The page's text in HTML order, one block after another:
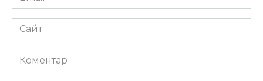
*
Сайт
Коментар